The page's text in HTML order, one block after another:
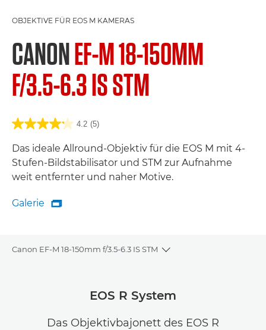
OBJEKTIVE FÜR EOS M KAMERAS
CANONEF-M 18-150MM
F/3.5-6.3 IS STM
4.2 (5)
Das ideale Allround-Objektiv für die EOS M mit 4-
Stufen-Bildstabilisator und STM zur Aufnahme
weit entfernter und naher Motive.
Galerie
Galerie

Canon EF-M 18-150mm f/3.5-6.3 IS STM
Toggle breadcrumbs
EOS R System
Das Objektivbajonett des EOS R